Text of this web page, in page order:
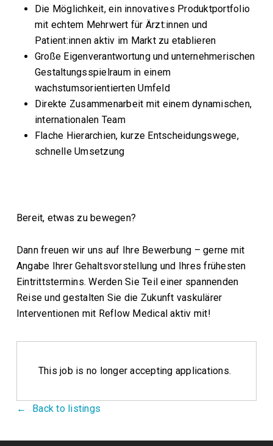
Die Möglichkeit, ein innovatives Produktportfolio
mit echtem Mehrwert für Ärzt:innen und
Patient:innen aktiv im Markt zu etablieren
Große Eigenverantwortung und unternehmerischen
Gestaltungsspielraum in einem
wachstumsorientierten Umfeld
Direkte Zusammenarbeit mit einem dynamischen,
internationalen Team
Flache Hierarchien, kurze Entscheidungswege,
schnelle Umsetzung
Bereit, etwas zu bewegen?
Dann freuen wir uns auf Ihre Bewerbung – gerne mit
Angabe Ihrer Gehaltsvorstellung und Ihres frühesten
Eintrittstermins. Werden Sie Teil einer spannenden
Reise und gestalten Sie die Zukunft vaskulärer
Interventionen mit Reflow Medical aktiv mit!
This job is no longer accepting applications.
Back to listings